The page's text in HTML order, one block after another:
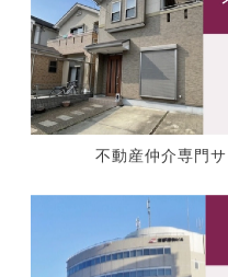
不動産仲介専門